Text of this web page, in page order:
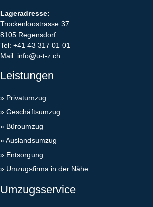
Lageradresse:
Trockenloostrasse 37
8105 Regensdorf
Tel: +41 43 317 01 01
Mail: info@u-t-z.ch
Leistungen
» Privatumzug
» Geschäftsumzug
» Büroumzug
»Auslandsumzug
» Entsorgung
» Umzugsfirma in der Nähe
Umzugsservice